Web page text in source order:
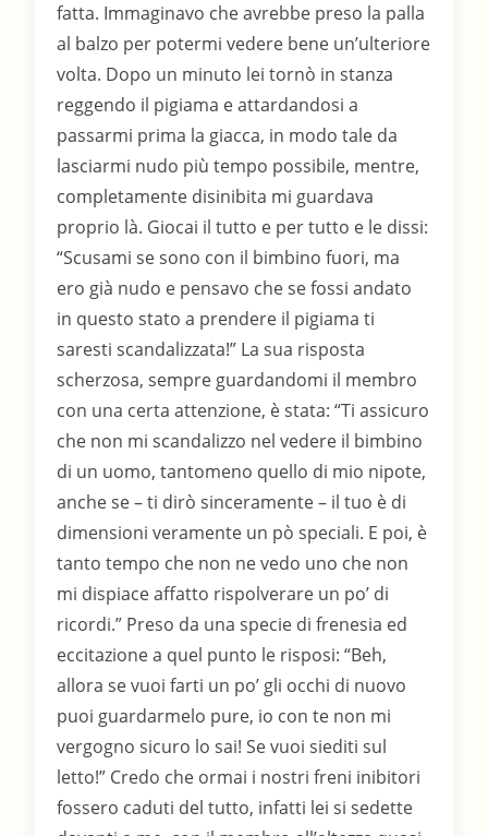
fatta. Immaginavo che avrebbe preso la palla
al balzo per potermi vedere bene un’ulteriore
volta. Dopo un minuto lei tornò in stanza
reggendo il pigiama e attardandosi a
passarmi prima la giacca, in modo tale da
lasciarmi nudo più tempo possibile, mentre,
completamente disinibita mi guardava
proprio là. Giocai il tutto e per tutto e le dissi:
“Scusami se sono con il bimbino fuori, ma
ero già nudo e pensavo che se fossi andato
in questo stato a prendere il pigiama ti
saresti scandalizzata!” La sua risposta
scherzosa, sempre guardandomi il membro
con una certa attenzione, è stata: “Ti assicuro
che non mi scandalizzo nel vedere il bimbino
di un uomo, tantomeno quello di mio nipote,
anche se – ti dirò sinceramente – il tuo è di
dimensioni veramente un pò speciali. E poi, è
tanto tempo che non ne vedo uno che non
mi dispiace affatto rispolverare un po’ di
ricordi.” Preso da una specie di frenesia ed
eccitazione a quel punto le risposi: “Beh,
allora se vuoi farti un po’ gli occhi di nuovo
puoi guardarmelo pure, io con te non mi
vergogno sicuro lo sai! Se vuoi siediti sul
letto!” Credo che ormai i nostri freni inibitori
fossero caduti del tutto, infatti lei si sedette